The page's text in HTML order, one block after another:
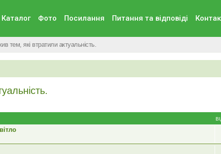
Каталог Фото Посилання Питання та вiдповiдi
тем, які втратили актуальність.